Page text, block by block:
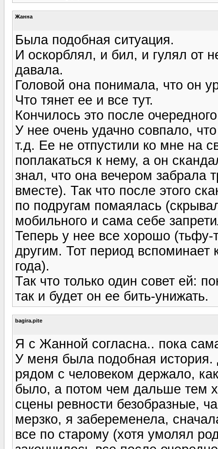
Жанна
Была подобная ситуация.
И оскорблял, и бил, и гулял от
давала.
Головой она понимала, что он
Что тянет ее и все тут.
Кончилось это после
У нее очень удачно совпало,
т.д. Ее не отпустили ко мне на
поплакаться к нему, а он
знал, что она вечером забрала
вместе). Так что после этого
по подругам помаялась
мобильного и сама себе
Теперь у нее все хорошо
другим. Тот период
года).
Так что только один совет ей:
так и будет он ее бить-унижать.
bagira.pite
Я с Жанной согласна.. пока
У меня была подобная
рядом с человеком держало,
было, а потом чем дальше тем
сцены ревности безобразные,
мерзко, я забеременела,
все по старому (хотя умолял